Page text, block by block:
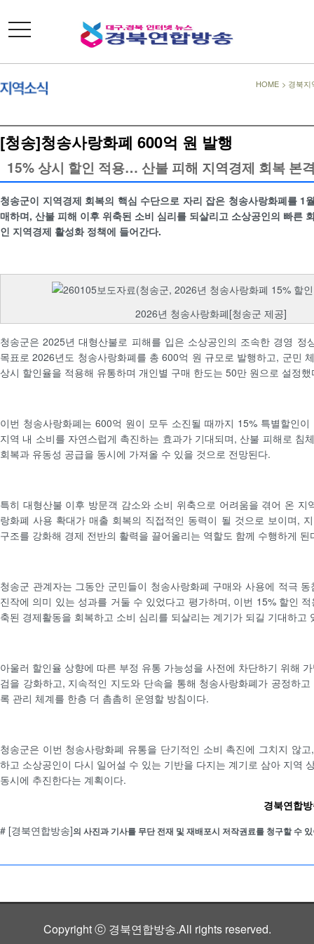
toggle
navigation
HOME > 경북지
[청송]청송사랑화폐 600억 원 발행
15% 상시 할인 적용… 산불 피해 지역경제 회복 본
청송군이 지역경제 회복의 핵심 수단으로 자리 잡은 청송사랑화폐를 1
매하며, 산불 피해 이후 위축된 소비 심리를 되살리고 소상공인의 빠른
인 지역경제 활성화 정책에 들어간다.
2026년 청송사랑화폐[청송군 제공]
청송군은 2025년 대형산불로 피해를 입은 소상공인의 조속한 경영 정
목표로 2026년도 청송사랑화폐를 총 600억 원 규모로 발행하고, 군민
상시 할인율을 적용해 유통하며 개인별 구매 한도는 50만 원으로 설정했
이번 청송사랑화폐는 600억 원이 모두 소진될 때까지 15% 특별할인
지역 내 소비를 자연스럽게 촉진하는 효과가 기대되며, 산불 피해로 침
회복과 유동성 공급을 동시에 가져올 수 있을 것으로 전망된다.
특히 대형산불 이후 방문객 감소와 소비 위축으로 어려움을 겪어 온 지
랑화폐 사용 확대가 매출 회복의 직접적인 동력이 될 것으로 보이며,
구조를 강화해 경제 전반의 활력을 끌어올리는 역할도 함께 수행하게 된
청송군 관계자는 그동안 군민들이 청송사랑화폐 구매와 사용에 적극
진작에 의미 있는 성과를 거둘 수 있었다고 평가하며, 이번 15% 할인
축된 경제활동을 회복하고 소비 심리를 되살리는 계기가 되길 기대하고
아울러 할인율 상향에 따른 부정 유통 가능성을 사전에 차단하기 위해
검을 강화하고, 지속적인 지도와 단속을 통해 청송사랑화폐가 공정하
록 관리 체계를 한층 더 촘촘히 운영할 방침이다.
청송군은 이번 청송사랑화폐 유통을 단기적인 소비 촉진에 그치지 않
하고 소상공인이 다시 일어설 수 있는 기반을 다지는 계기로 삼아 지역
동시에 추진한다는 계획이다.
경북연합
# [경북연합방송]의 사진과 기사를 무단 전재 및 재배포시 저작권료를 청구할 수
Copyright ⓒ 경북연합방송.All rights reserved.